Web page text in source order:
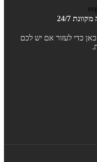
24/7
כאן כדי לעזור אם יש לכם